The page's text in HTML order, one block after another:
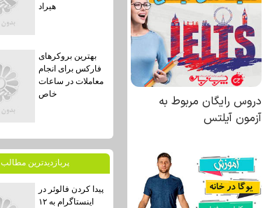
هیراد
بهترین بروکرهای
فارکس برای انجام
معاملات در ساعات
خاص
پربازديدترين مطالب
پیدا کردن فالوئر در
اینستاگرام به ۱۲